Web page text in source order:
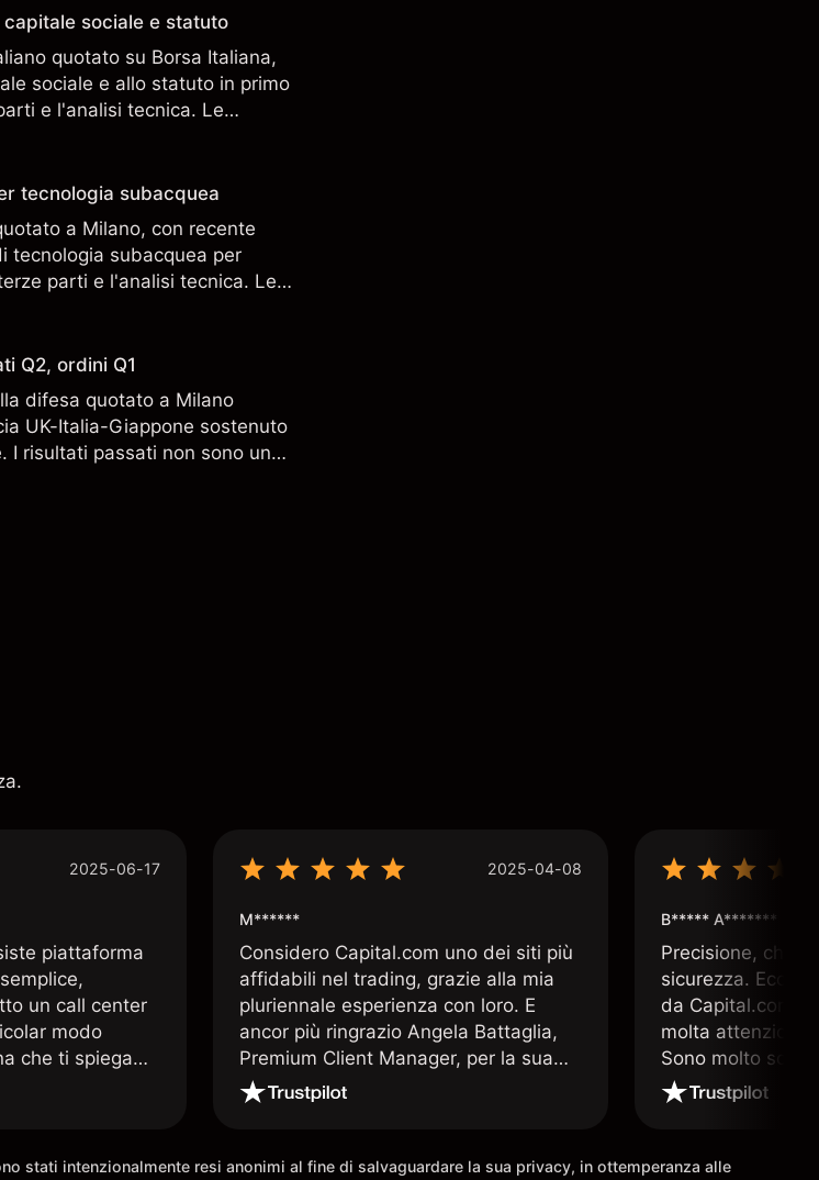
sociale e statuto
quotato su Borsa Italiana,
sociale e allo statuto in primo
e l'analisi tecnica. Le
affidabile dei risultati futuri.
tecnologia subacquea
a Milano, con recente
tecnologia subacquea per
parti e l'analisi tecnica. Le
affidabile dei risultati futuri.
Q2, ordini Q1
difesa quotato a Milano
UK-Italia-Giappone sostenuto
I risultati passati non sono un
2025-06-17
piattaforma
un call center
modo
che ti spiega
non
2025-04-08
M******
Considero Capital.com uno dei siti più
affidabili nel trading, grazie alla mia
pluriennale esperienza con loro. E
ancor più ringrazio Angela Battaglia,
Premium Client Manager, per la sua
assistenza altamente professionale e
qualificata. E nulla è più prezioso nel
e morale come io ho avuto la
B***** A*******
Precisione,
sicurezza. Ecco
da Capital.com.
molta attenzione
Sono molto
che offre
stati intenzionalmente resi anonimi al fine di salvaguardare la sua privacy, in ottemperanza alle